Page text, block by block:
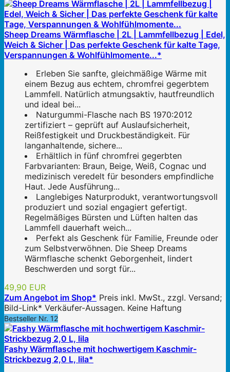
Sheep Dreams Wärmflasche | 2L | Lammfellbezug | Edel,
Weich & Sicher | Das perfekte Geschenk für kalte Tage,
Verspannungen & Wohlfühlmomente...*
Erleben Sie sanfte, gleichmäßige Wärme mit
einem Bezug aus echtem, chromfrei gegerbtem
Lammfell. Natürlich atmungsaktiv, hautfreundlich
und ideal bei...
Naturgummi-Flasche nach BS 1970:2012
zertifiziert – geprüft auf Auslaufsicherheit,
Reißfestigkeit und Druckbeständigkeit. Für
langanhaltende, sichere...
Erhältlich in fünf chromfrei gegerbten
Farbvarianten: Braun, Beige, Weiß, Cognac und
medizinisch veredelt für besonders empfindliche
Haut. Jede Ausführung...
Langlebiges Naturprodukt, verantwortungsvoll
produziert und sozial engagiert gefertigt.
Regelmäßiges Bürsten und Lüften halten das
Lammfell dauerhaft weich...
Perfekt als Geschenk für Familie, Freunde oder
zum Selbstverwöhnen. Die Sheep Dreams
Wärmflasche schenkt Geborgenheit, lindert
Beschwerden und sorgt für...
49,90 EUR
Zum Angebot im Shop* Preis inkl. MwSt., zzgl. Versand;
Bild-Link* Verkäufer-Aussagen. Keine Haftung
Bestseller Nr. 12
Fashy Wärmflasche mit hochwertigem Kaschmir-
Strickbezug 2,0 L, lila*